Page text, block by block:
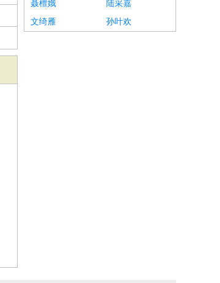
聂檀娥
陆采嘉
文绮雁
孙叶欢